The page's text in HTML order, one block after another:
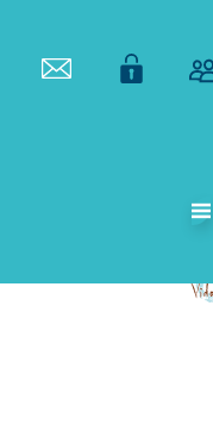
TERRITORIAL
DE BASSIN DU